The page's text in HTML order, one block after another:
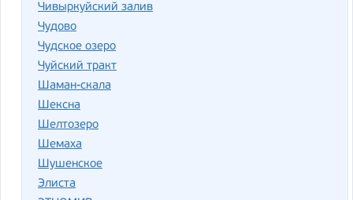
Чивыркуйский залив
Чудово
Чудское озеро
Чуйский тракт
Шаман-скала
Шексна
Шелтозеро
Шемаха
Шушенское
Элиста